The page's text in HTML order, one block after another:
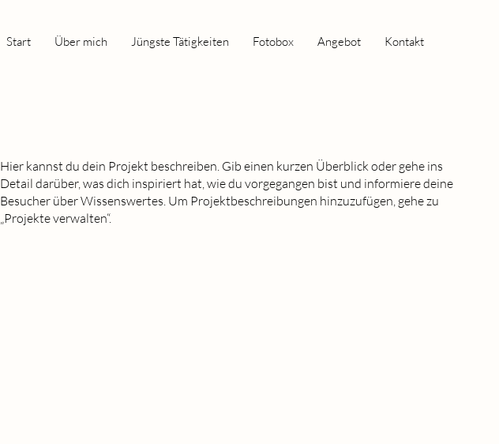
Start Über mich Jüngste Tätigkeiten Fotobox Angebot Kontakt
Hier kannst du dein Projekt beschreiben. Gib einen kurzen Überblick oder gehe ins
Detail darüber, was dich inspiriert hat, wie du vorgegangen bist und informiere deine
Besucher über Wissenswertes. Um Projektbeschreibungen hinzuzufügen, gehe zu
„Projekte verwalten“.